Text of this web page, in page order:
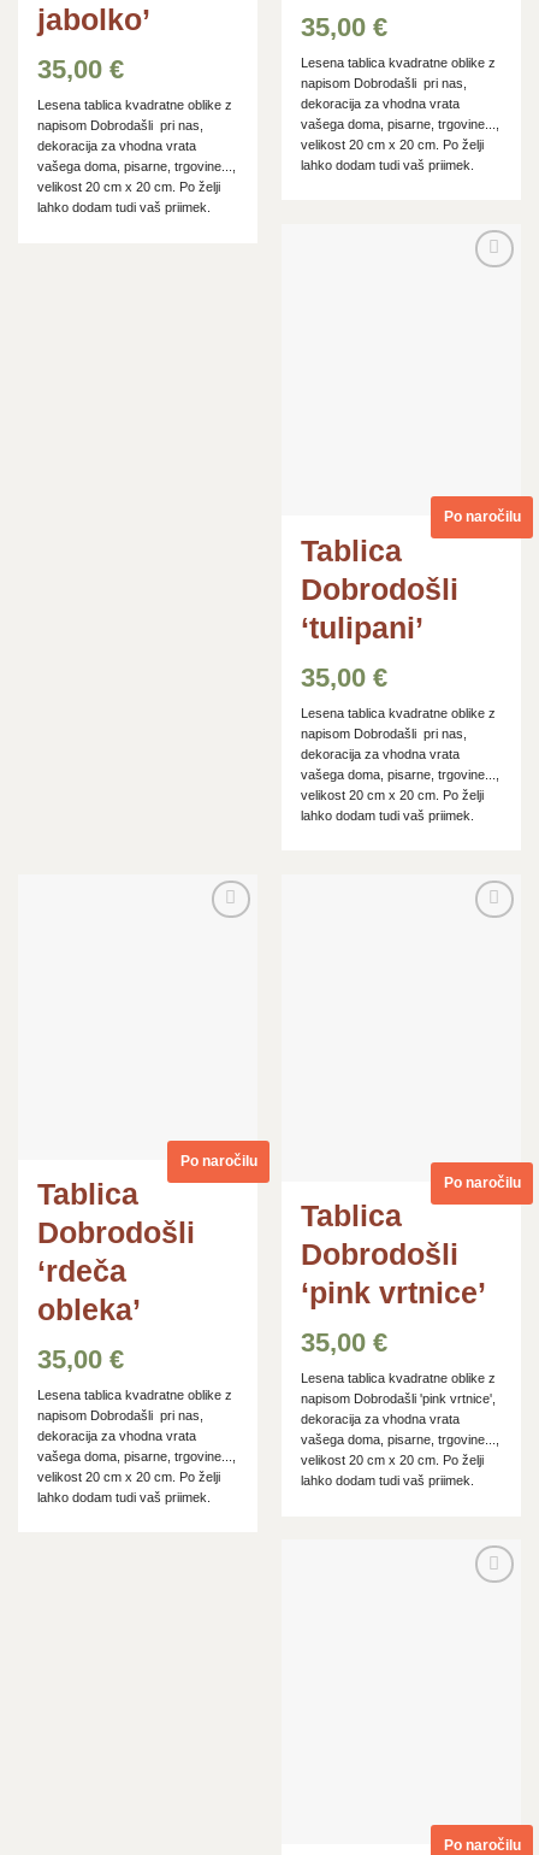
jabolko’
35,00€
Lesena tablica kvadratne oblike z
napisom Dobrodašli pri nas,
dekoracija za vhodna vrata
vašega doma, pisarne, trgovine...,
velikost 20 cm x 20 cm. Po želji
lahko dodam tudi vaš priimek.
35,00€
Lesena tablica kvadratne oblike z
napisom Dobrodašli pri nas,
dekoracija za vhodna vrata
vašega doma, pisarne, trgovine...,
velikost 20 cm x 20 cm. Po želji
lahko dodam tudi vaš priimek.
Po naročilu
Tablica
Dobrodošli
‘tulipani’
35,00€
Lesena tablica kvadratne oblike z
napisom Dobrodašli pri nas,
dekoracija za vhodna vrata
vašega doma, pisarne, trgovine...,
velikost 20 cm x 20 cm. Po želji
lahko dodam tudi vaš priimek.
Po naročilu
Tablica
Dobrodošli
‘rdeča
obleka’
35,00€
Lesena tablica kvadratne oblike z
napisom Dobrodašli pri nas,
dekoracija za vhodna vrata
vašega doma, pisarne, trgovine...,
velikost 20 cm x 20 cm. Po želji
lahko dodam tudi vaš priimek.
Po naročilu
Tablica
Dobrodošli
‘pink vrtnice’
35,00€
Lesena tablica kvadratne oblike z
napisom Dobrodašli 'pink vrtnice',
dekoracija za vhodna vrata
vašega doma, pisarne, trgovine...,
velikost 20 cm x 20 cm. Po želji
lahko dodam tudi vaš priimek.
Po naročilu